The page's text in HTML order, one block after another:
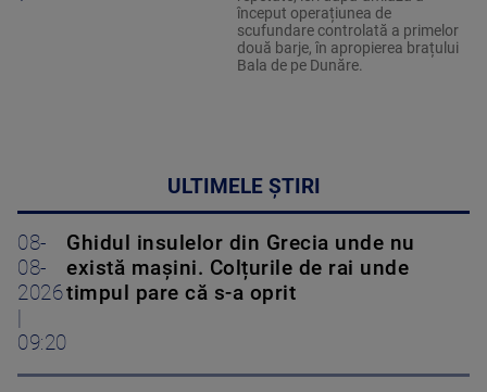
început operațiunea de
scufundare controlată a primelor
două barje, în apropierea brațului
Bala de pe Dunăre.
ULTIMELE ȘTIRI
08-
08-
2026
09:20
Ghidul insulelor din Grecia unde nu
există mașini. Colțurile de rai unde
timpul pare că s-a oprit